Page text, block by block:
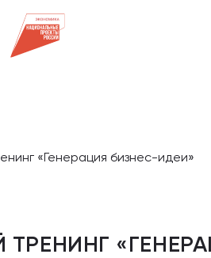
«Генерация бизнес-идеи»